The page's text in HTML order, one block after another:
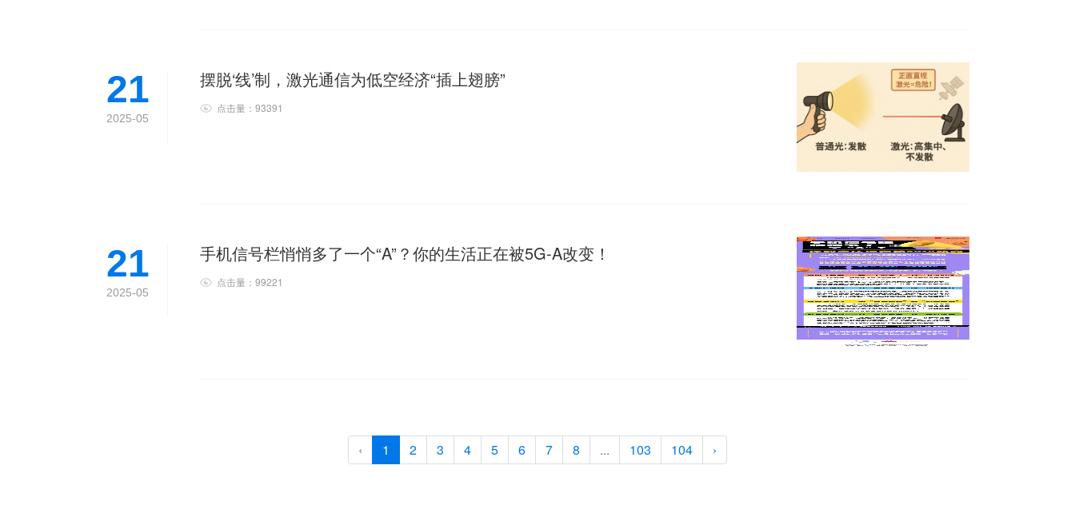
21
2025-05
摆脱‘线’制，激光通信为低空经济“插上翅膀”
点击量：93391
21
2025-05
手机信号栏悄悄多了一个“A”？你的生活正在被5G-A改变！
点击量：99221
‹ 1 2 3 4 5 6 7 8 ... 103 104 ›